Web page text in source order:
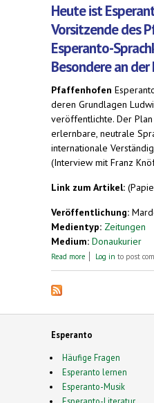
Heute ist
Vorsitzende des
Esperanto-
Besondere an
Pfaffenhofen
deren Grundlagen
veröffentlichte. Der
erlernbare, neutrale
internationale
(Interview mit Franz
Link zum Artikel:
Veröffentlichung:
Medientyp: Zeitungen
Medium: Donaukurier
Read more about "Man hat
Log in to post
Esperanto
Häufige Fragen
Esperanto lernen
Esperanto-Musik
Esperanto-Literatur